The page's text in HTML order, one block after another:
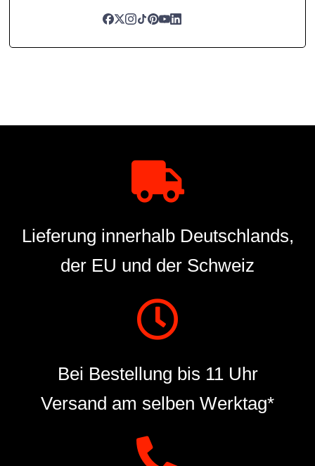
Lieferung innerhalb Deutschlands,
der EU und der Schweiz
Bei Bestellung bis 11 Uhr
Versand am selben Werktag*